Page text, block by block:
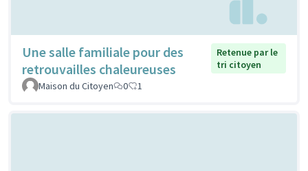
Une salle familiale pour des
retrouvailles chaleureuses
Retenue par le
tri citoyen
Maison du Citoyen
0 1